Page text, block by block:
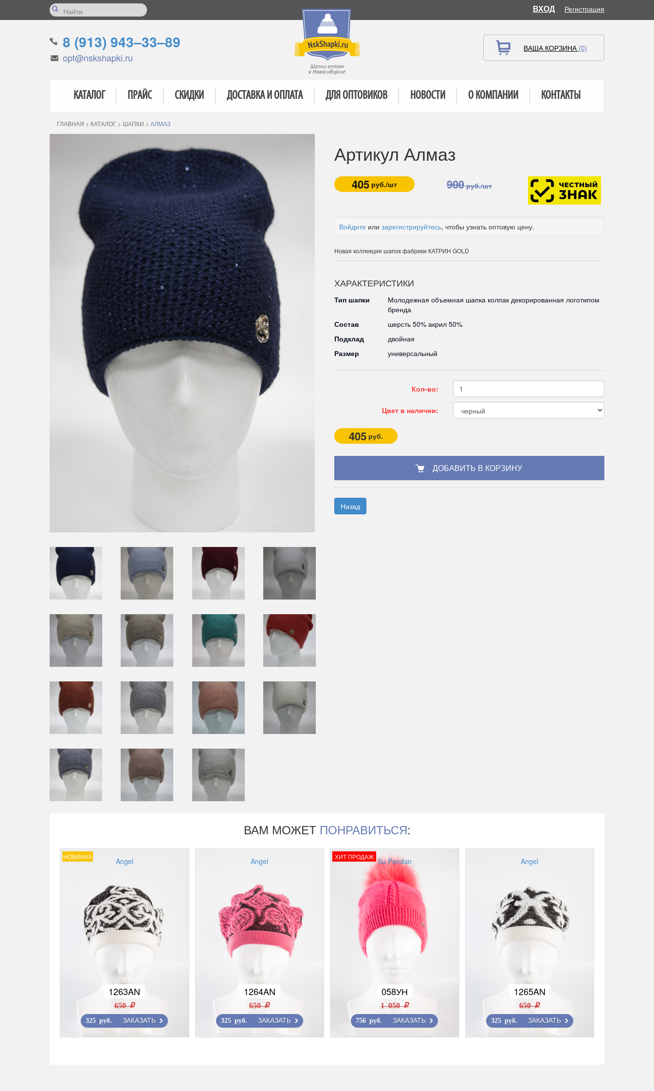
ВХОД Регистрация
8 (913) 943–33–89
opt@nskshapki.ru
ВАША КОРЗИНА (0)
КАТАЛОГ ПРАЙС СКИДКИ ДОСТАВКА И ОПЛАТА ДЛЯ ОПТОВИКОВ НОВОСТИ О КОМПАНИИ КОНТАКТЫ
ГЛАВНАЯ > КАТАЛОГ > ШАПКИ > АЛМАЗ
Артикул Алмаз
405 руб./шт 900руб./шт
Войдите или зарегистрируйтесь, чтобы узнать оптовую цену.
Новая коллекция шапок фабрики КАТРИН GOLD
ХАРАКТЕРИСТИКИ
Тип шапки
Молодежная объемная шапка колпак декорированная логотипом
бренда
Состав
шерсть 50% акрил 50%
Подклад
двойная
Размер
универсальный
Кол-во:
Цвет в наличии:
405 руб.
Назад
ВАМ МОЖЕТ ПОНРАВИТЬСЯ:
НОВИНКА Angel
1263AN
650 r
325 руб. ЗАКАЗАТЬ
Angel
1264AN
650 r
325 руб. ЗАКАЗАТЬ
ХИТ ПРОДАЖ Su Pandan
058УН
1 050 r
756 руб. ЗАКАЗАТЬ
Angel
1265AN
650 r
325 руб. ЗАКАЗАТЬ